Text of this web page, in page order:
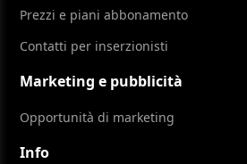
Prezzi e piani abbonamento
Contatti per inserzionisti
Marketing e pubblicità
Opportunità di marketing
Info